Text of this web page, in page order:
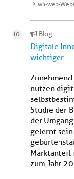
wb-web-
Blog
Digitale
wichtiger
nutzen
Studie der
der
gelernt
Marktanteil
zum Jahr